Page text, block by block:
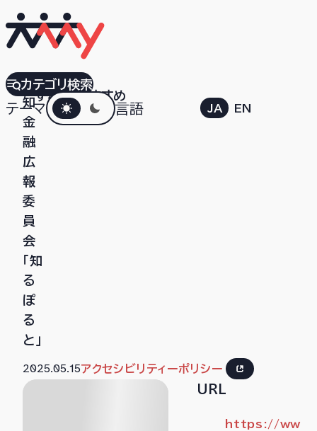
すべておすすめ
テーマダークモード言語 JA EN
カテゴリ検索
高
知
金
融
広
報
委
員
会
「知
る
ぽ
る
と」
2025.05.15アクセシビリティーポリシー
URL
https://ww